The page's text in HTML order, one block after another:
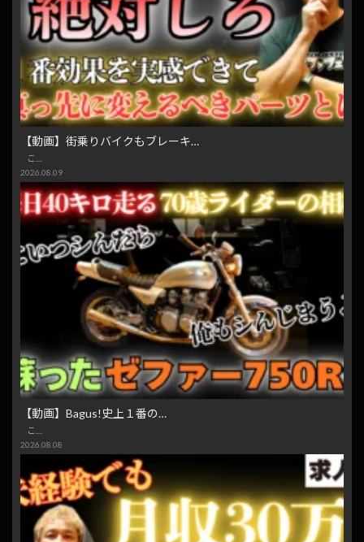
【動画】街乗りバイクもブレーキ…
こ…
2026.08.09
【動画】Bagus!史上１番の…
こ…
2026.08.08